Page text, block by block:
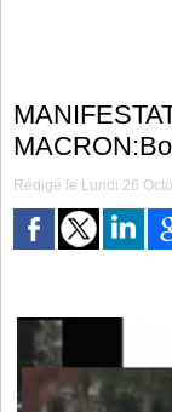
Rédigé le Lundi 26